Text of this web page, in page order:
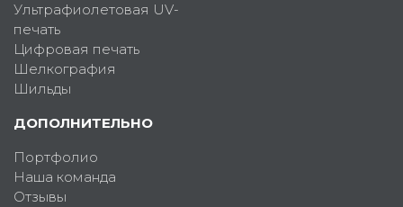
Ультрафиолетовая UV-
печать
Цифровая печать
Шелкография
Шильды
ДОПОЛНИТЕЛЬНО
Портфолио
Наша команда
Отзывы